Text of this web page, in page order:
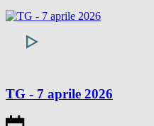
TG - 7 aprile 2026